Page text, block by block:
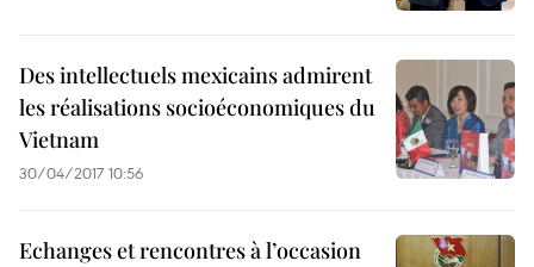
Des intellectuels mexicains admirent
les réalisations socioéconomiques du
Vietnam
30/04/2017 10:56
Echanges et rencontres à l’occasion